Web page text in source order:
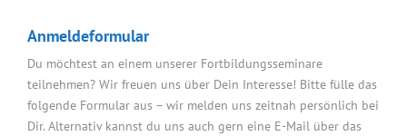
Anmeldeformular
Du möchtest an einem unserer Fortbildungsseminare
teilnehmen? Wir freuen uns über Dein Interesse! Bitte fülle das
folgende Formular aus – wir melden uns zeitnah persönlich bei
Dir. Alternativ kannst du uns auch gern eine E-Mail über das